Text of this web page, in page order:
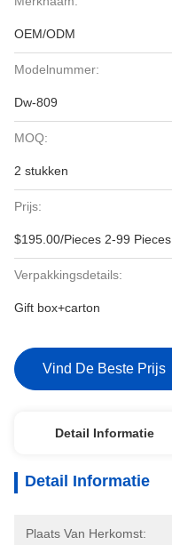
OEM/ODM
Modelnummer:
Dw-809
MOQ:
2 stukken
Prijs:
$195.00/Pieces 2-99 Pieces
Verpakkingsdetails:
Gift box+carton
Vind De Beste Prijs
Detail Informatie
Detail Informatie
Plaats Van Herkomst: